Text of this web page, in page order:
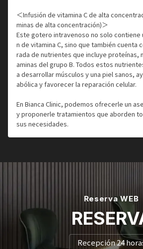
＜Infusión de vitamina C de alta
minas de alta concentración)＞
Este gotero intravenoso no solo contiene
n de vitamina C, sino que también cuenta
rada de nutrientes que incluye proteínas,
aminas del grupo B. Todos estos
a desarrollar músculos y una piel sanos,
abólica y favorecer la reparación celular.
En Bianca Clinic, podemos ofrecerle un
y proponerle tratamientos que aborden
sus necesidades.
Reserva WEB
Recepción 24